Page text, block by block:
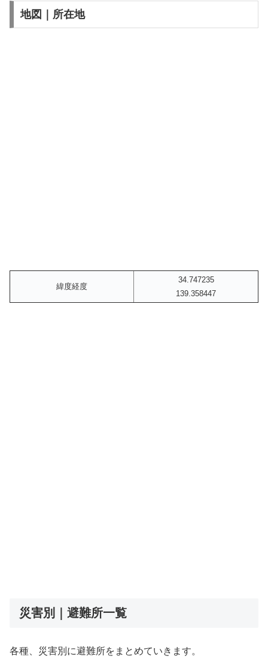
地図｜所在地
緯度経度
34.747235
139.358447
災害別｜避難所一覧
各種、災害別に避難所をまとめていきます。